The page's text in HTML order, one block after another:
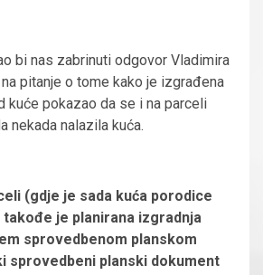
bi nas zabrinuti odgovor Vladimira
pitanje o tome kako je izgrađena
kuće pokazao da se i na parceli
nekada nalazila kuća.
(gdje je sada kuća porodice
takođe je planirana izgradnja
sprovedbenom planskom
sprovedbeni planski dokument